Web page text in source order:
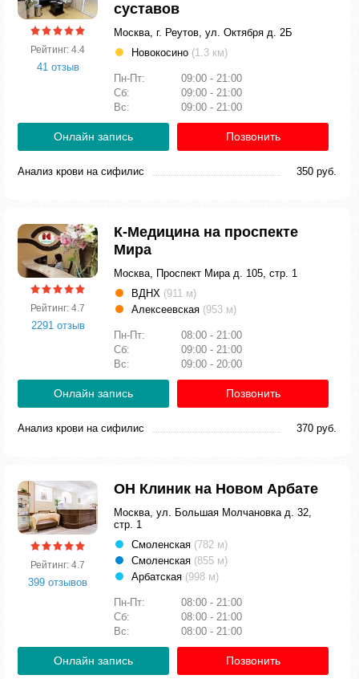
Рейтинг: 4.4
41 отзыв
суставов
Москва, г. Реутов, ул. Октября д. 2Б
Новокосино (1.3 км)
Пн-Пт:
09:00 - 21:00
Сб:
09:00 - 21:00
Вс:
09:00 - 21:00
Онлайн запись Позвонить
Анализ крови на сифилис 350 руб.
Рейтинг: 4.7
2291 отзыв
К-Медицина на проспекте
Мира
Москва, Проспект Мира д. 105, стр. 1
ВДНХ (911 м)
Алексеевская (953 м)
Пн-Пт:
08:00 - 21:00
Сб:
09:00 - 21:00
Вс:
09:00 - 20:00
Онлайн запись Позвонить
Анализ крови на сифилис 370 руб.
Рейтинг: 4.7
399 отзывов
ОН Клиник на Новом Арбате
Москва, ул. Большая Молчановка д. 32,
стр. 1
Смоленская (782 м)
Смоленская (855 м)
Арбатская (998 м)
Пн-Пт:
08:00 - 21:00
Сб:
08:00 - 21:00
Вс:
08:00 - 21:00
Онлайн запись Позвонить